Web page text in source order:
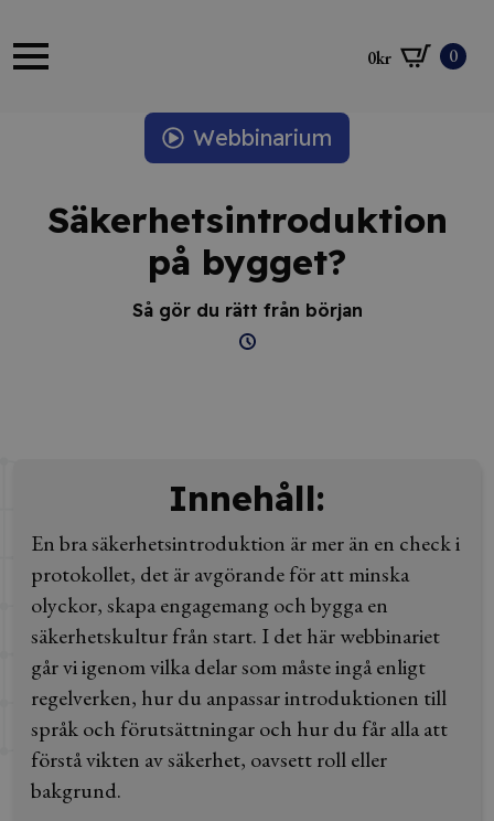
0kr 0
Webbinarium
Säkerhetsintroduktion
på bygget?
Så gör du rätt från början
Innehåll:
En bra säkerhetsintroduktion är mer än en check i
protokollet, det är avgörande för att minska
olyckor, skapa engagemang och bygga en
säkerhetskultur från start. I det här webbinariet
går vi igenom vilka delar som måste ingå enligt
regelverken, hur du anpassar introduktionen till
språk och förutsättningar och hur du får alla att
förstå vikten av säkerhet, oavsett roll eller
bakgrund.